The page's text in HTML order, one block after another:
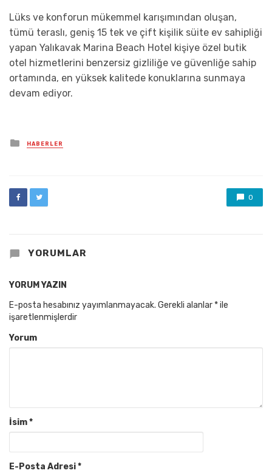
Lüks ve konforun mükemmel karışımından oluşan,
tümü teraslı, geniş 15 tek ve çift kişilik süite ev sahipliği
yapan Yalıkavak Marina Beach Hotel kişiye özel butik
otel hizmetlerini benzersiz gizliliğe ve güvenliğe sahip
ortamında, en yüksek kalitede konuklarına sunmaya
devam ediyor.
Posted
in
HABERLER
0
YORUMLAR
YORUM YAZIN
E-posta hesabınız yayımlanmayacak. Gerekli alanlar *ile
işaretlenmişlerdir
Yorum
İsim*
E-Posta Adresi*